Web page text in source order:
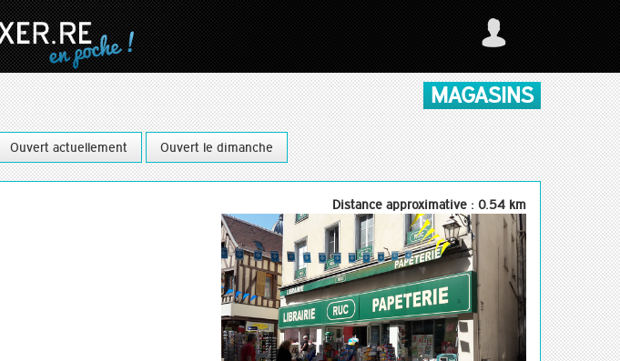
MAGASINS
Ouvert actuellement Ouvert le dimanche
Distance approximative : 0.54 km